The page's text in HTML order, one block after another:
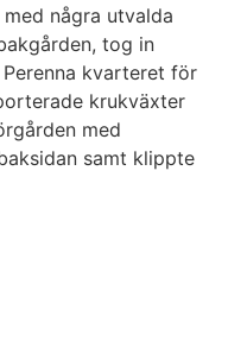
några utvalda
tog in
kvarteret för
krukväxter
med
samt klippte